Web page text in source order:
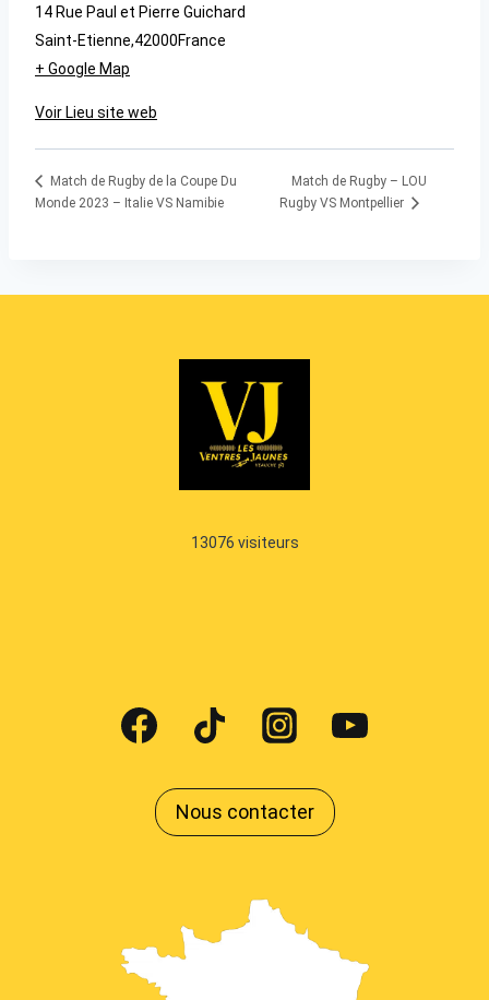
14 Rue Paul et Pierre Guichard
Saint-Etienne,42000France
+ Google Map
Voir Lieu site web
Match de Rugby de la Coupe Du
Monde 2023 – Italie VS Namibie
Match de Rugby – LOU
Rugby VS Montpellier
13076 visiteurs
Nous contacter